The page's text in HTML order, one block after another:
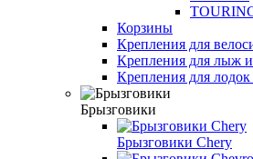
Корзины
Крепления для
Крепления для лыж и
Крепления для
Брызговики
Брызговики Chery